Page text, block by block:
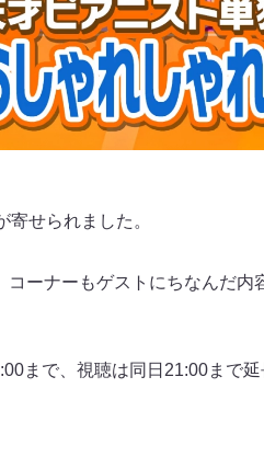
せられました。
ーナーもゲストにちなんだ内
まで、視聴は同日21:00まで